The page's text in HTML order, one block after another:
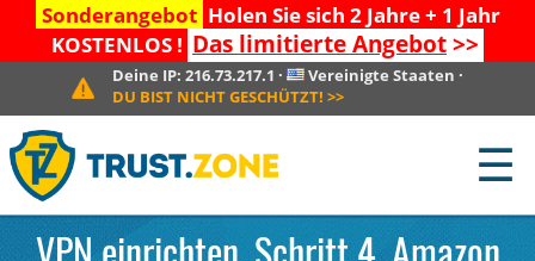
Sonderangebot Holen Sie sich 2 Jahre + 1 Jahr
KOSTENLOS ! Das limitierte Angebot>>
Deine IP: 216.73.217.1 · Vereinigte Staaten ·
DU BIST NICHT GESCHÜTZT! >>
☰